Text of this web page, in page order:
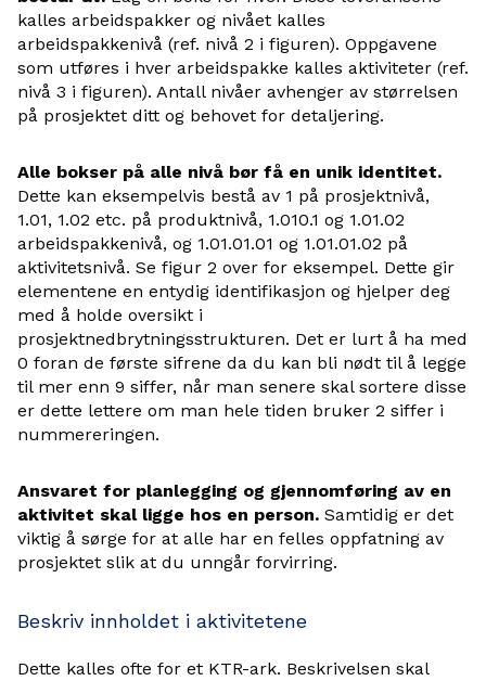
kalles arbeidspakker og nivået kalles
arbeidspakkenivå (ref. nivå 2 i figuren). Oppgavene
som utføres i hver arbeidspakke kalles aktiviteter (ref.
nivå 3 i figuren). Antall nivåer avhenger av størrelsen
på prosjektet ditt og behovet for detaljering.
Alle bokser på alle nivå bør få en unik identitet.
Dette kan eksempelvis bestå av 1 på prosjektnivå,
1.01, 1.02 etc. på produktnivå, 1.010.1 og 1.01.02
arbeidspakkenivå, og 1.01.01.01 og 1.01.01.02 på
aktivitetsnivå. Se figur 2 over for eksempel. Dette gir
elementene en entydig identifikasjon og hjelper deg
med å holde oversikt i
prosjektnedbrytningsstrukturen. Det er lurt å ha med
0 foran de første sifrene da du kan bli nødt til å legge
til mer enn 9 siffer, når man senere skal sortere disse
er dette lettere om man hele tiden bruker 2 siffer i
nummereringen.
Ansvaret for planlegging og gjennomføring av en
aktivitet skal ligge hos en person. Samtidig er det
viktig å sørge for at alle har en felles oppfatning av
prosjektet slik at du unngår forvirring.
Beskriv innholdet i aktivitetene
Dette kalles ofte for et KTR-ark. Beskrivelsen skal